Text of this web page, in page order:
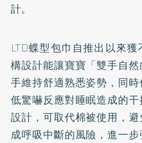
計。
LTD蝶型包巾自推出以來
構設計能讓寶寶「雙手自
手維持舒適熟悉姿勢，同
低驚嚇反應對睡眠造成的
設計，可取代棉被使用，
成呼吸中斷的風險，進一